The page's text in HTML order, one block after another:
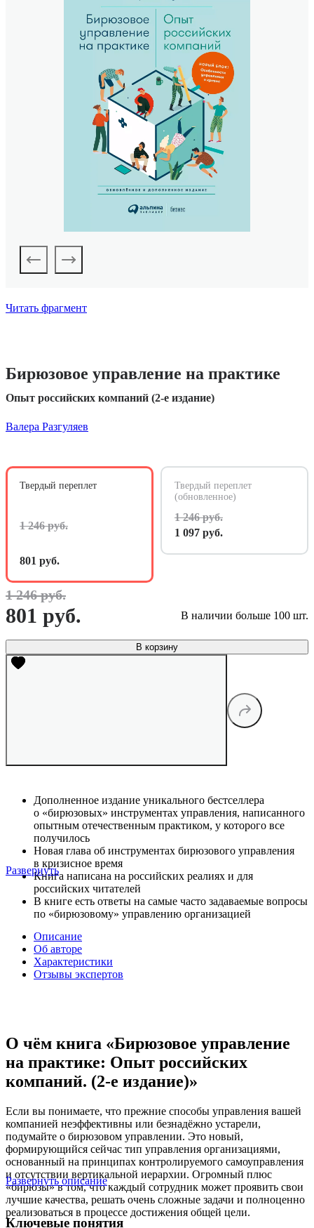
Читать фрагмент
Бирюзовое управление на практике
Опыт российских компаний (2-е издание)
Валера Разгуляев
Твердый переплет
1 246 руб.
801 руб.
Твердый переплет
(обновленное)
1 246 руб.
1 097 руб.
1 246 руб.
801 руб. В наличии больше 100 шт.
В корзину
Дополненное издание уникального бестселлера
о «бирюзовых» инструментах управления, написанного
опытным отечественным практиком, у которого все
получилось
Новая глава об инструментах бирюзового управления
в кризисное время
Книга написана на российских реалиях и для
российских читателей
В книге есть ответы на самые часто задаваемые вопросы
по «бирюзовому» управлению организацией
Развернуть
Описание
Об авторе
Характеристики
Отзывы экспертов
О чём книга «Бирюзовое управление
на практике: Опыт российских
компаний. (2-е издание)»
Если вы понимаете, что прежние способы управления вашей
компанией неэффективны или безнадёжно устарели,
подумайте о бирюзовом управлении. Это новый,
формирующийся сейчас тип управления организациями,
основанный на принципах контролируемого самоуправления
и отсутствии вертикальной иерархии. Огромный плюс
«бирюзы» в том, что каждый сотрудник может проявить свои
лучшие качества, решать очень сложные задачи и полноценно
реализоваться в процессе достижения общей цели.
Развернуть описание
Ключевые понятия